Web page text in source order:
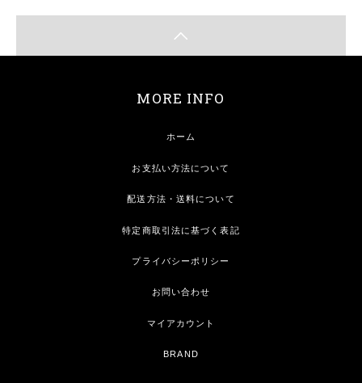
MORE INFO
ホーム
お支払い方法について
配送方法・送料について
特定商取引法に基づく表記
プライバシーポリシー
お問い合わせ
マイアカウント
BRAND